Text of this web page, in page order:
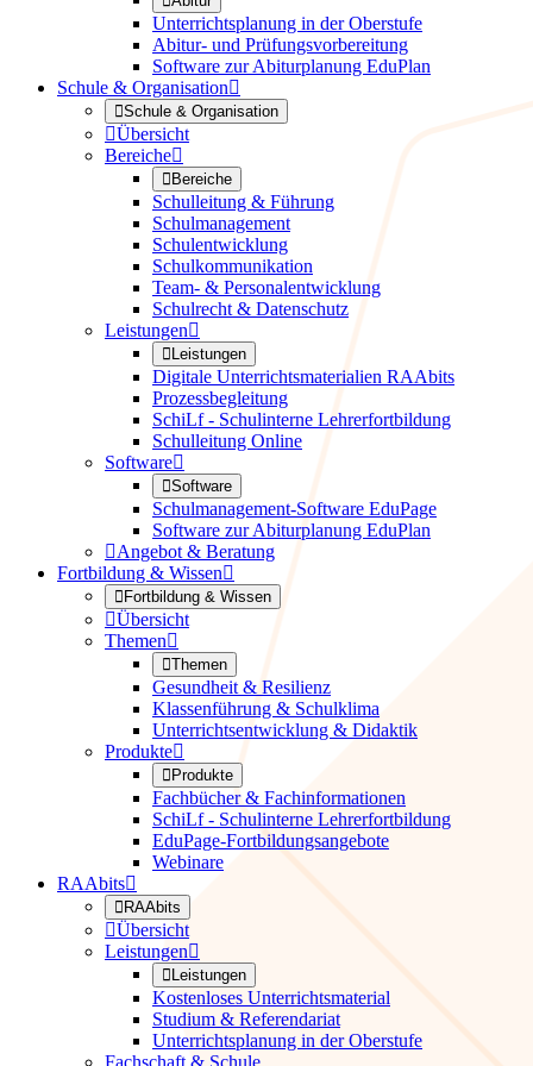
Unterrichtsplanung in der Oberstufe
Abitur- und Prüfungsvorbereitung
Software zur Abiturplanung EduPlan
Schule & Organisation
Schule & Organisation
Übersicht
Bereiche
Bereiche
Schulleitung & Führung
Schulmanagement
Schulentwicklung
Schulkommunikation
Team- & Personalentwicklung
Schulrecht & Datenschutz
Leistungen
Leistungen
Digitale Unterrichtsmaterialien RAAbits
Prozessbegleitung
SchiLf - Schulinterne Lehrerfortbildung
Schulleitung Online
Software
Software
Schulmanagement-Software EduPage
Software zur Abiturplanung EduPlan
Angebot & Beratung
Fortbildung & Wissen
Fortbildung & Wissen
Übersicht
Themen
Themen
Gesundheit & Resilienz
Klassenführung & Schulklima
Unterrichtsentwicklung & Didaktik
Produkte
Produkte
Fachbücher & Fachinformationen
SchiLf - Schulinterne Lehrerfortbildung
EduPage-Fortbildungsangebote
Webinare
RAAbits
RAAbits
Übersicht
Leistungen
Leistungen
Kostenloses Unterrichtsmaterial
Studium & Referendariat
Unterrichtsplanung in der Oberstufe
Fachschaft & Schule